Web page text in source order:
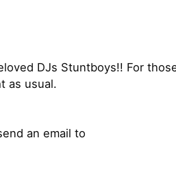
DJs Stuntboys!! For
as usual.
an email to